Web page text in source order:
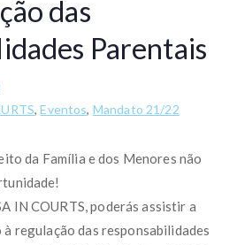
das
Parentais
,Eventos, Mandato 21/22
da Família e dos Menores não
IN COURTS, poderás assistir a
regulação das responsabilidades